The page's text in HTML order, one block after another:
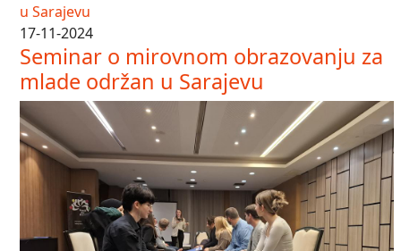
17-11-2024
Seminar o mirovnom obrazovanju za
mlade održan u Sarajevu